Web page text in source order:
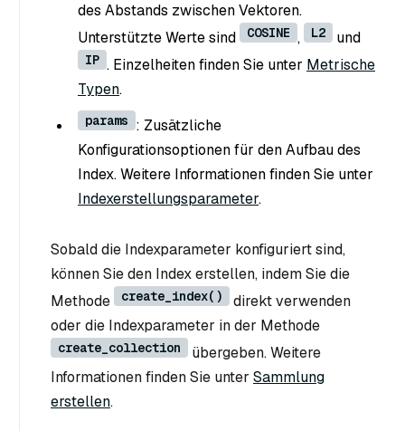
des Abstands zwischen Vektoren.
Unterstützte Werte sind
COSINE , L2 und
IP . Einzelheiten finden Sie unter Metrische
Typen.
params : Zusätzliche
Konfigurationsoptionen für den Aufbau des
Index. Weitere Informationen finden Sie unter
Indexerstellungsparameter.
Sobald die Indexparameter konfiguriert sind,
können Sie den Index erstellen, indem Sie die
Methode
create_index()
direkt verwenden
oder die Indexparameter in der Methode
create_collection
übergeben. Weitere
Informationen finden Sie unter Sammlung
erstellen.